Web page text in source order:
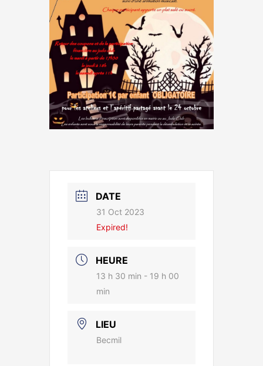
DATE
31 Oct 2023
Expired!
HEURE
13 h 30 min - 19 h 00
min
LIEU
Becmil